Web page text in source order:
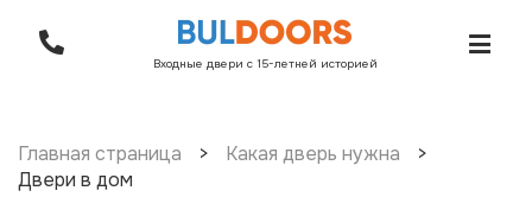
Входные двери с 15-летней историей
Главная страница > Какая дверь нужна
>
Двери в дом